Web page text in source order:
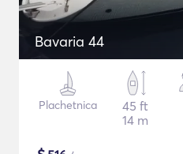
Bavaria 44
Plachetnica
45 ft
14 m